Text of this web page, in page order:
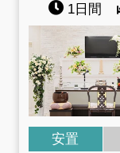
1日間
安置